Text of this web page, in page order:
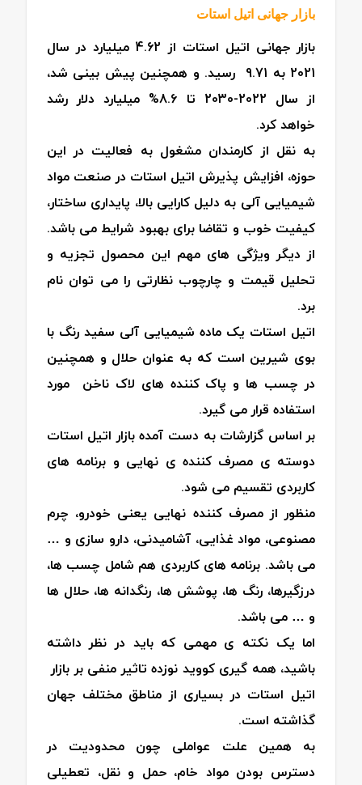
بازار جهانی اتیل استات
بازار جهانی اتیل استات از 4.62 میلیارد در سال
2021 به 9.71 رسید. و همچنین پیش بینی شد،
از سال 2022-2030 تا 8.6% میلیارد دلار رشد
خواهد کرد.
به نقل از کارمندان مشغول به فعالیت در این
حوزه، افزایش پذیرش اتیل استات در صنعت مواد
شیمیایی آلی به دلیل کارایی بالا، پایداری ساختار،
کیفیت خوب و تقاضا برای بهبود شرایط می باشد.
از دیگر ویژگی های مهم این محصول تجزیه و
تحلیل قیمت و چارچوب نظارتی را می توان نام
برد.
اتیل استات یک ماده شیمیایی آلی سفید رنگ با
بوی شیرین است که به عنوان حلال و همچنین
در چسب ها و پاک کننده های لاک ناخن مورد
استفاده قرار می گیرد.
بر اساس گزارشات به دست آمده بازار اتیل استات
دوسته ی مصرف کننده ی نهایی و برنامه های
کاربردی تقسیم می شود.
منظور از مصرف کننده نهایی یعنی خودرو، چرم
مصنوعی، مواد غذایی، آشامیدنی، دارو سازی و …
می باشد. برنامه های کاربردی هم شامل چسب ها،
درزگیرها، رنگ ها، پوشش ها، رنگدانه ها، حلال ها
و … می باشد.
اما یک نکته ی مهمی که باید در نظر داشته
باشید، همه گیری کووید نوزده تاثیر منفی بر بازار
اتیل استات در بسیاری از مناطق مختلف جهان
گذاشته است.
به همین علت عواملی چون محدودیت در
دسترس بودن مواد خام، حمل و نقل، تعطیلی